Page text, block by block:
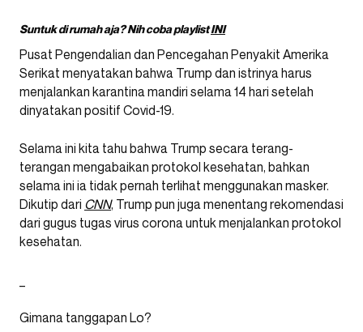
Suntuk di rumah aja? Nih coba playlistINI
Pusat Pengendalian dan Pencegahan Penyakit Amerika
Serikat menyatakan bahwa Trump dan istrinya harus
menjalankan karantina mandiri selama 14 hari setelah
dinyatakan positif Covid-19.
Selama ini kita tahu bahwa Trump secara terang-
terangan mengabaikan protokol kesehatan, bahkan
selama ini ia tidak pernah terlihat menggunakan masker.
Dikutip dari CNN, Trump pun juga menentang rekomendasi
dari gugus tugas virus corona untuk menjalankan protokol
kesehatan.
Gimana tanggapan Lo?